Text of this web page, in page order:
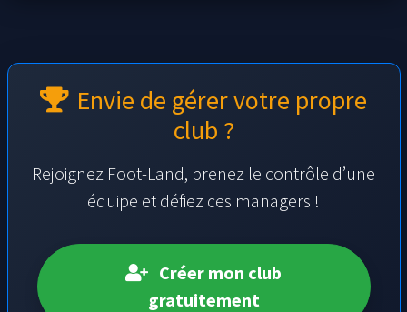
Envie de gérer votre propre
club ?
Rejoignez Foot-Land, prenez le contrôle d’une
équipe et défiez ces managers !
Créer mon club
gratuitement